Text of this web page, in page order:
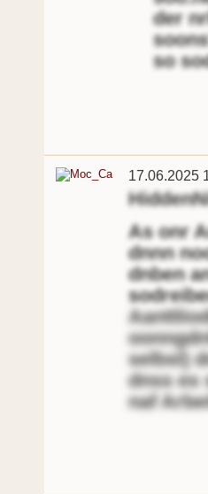
der
so
17.06.2025
As onr
dnnn
dnben
selbst)
dnss es
naf